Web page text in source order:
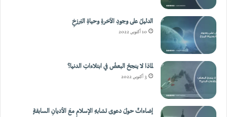
الدليلُ على وجودِ الآخرةِ وحياةِ البَرزخِ
10 أكتوبر, 2022
لماذا لا ينجحُ البعضُ في ابتلاءاتِ الدنيا؟
3 أكتوبر, 2022
إضاءاتٌ حولَ دعوى تشابهِ الإسلامِ معَ الأديانِ السابقةٍ